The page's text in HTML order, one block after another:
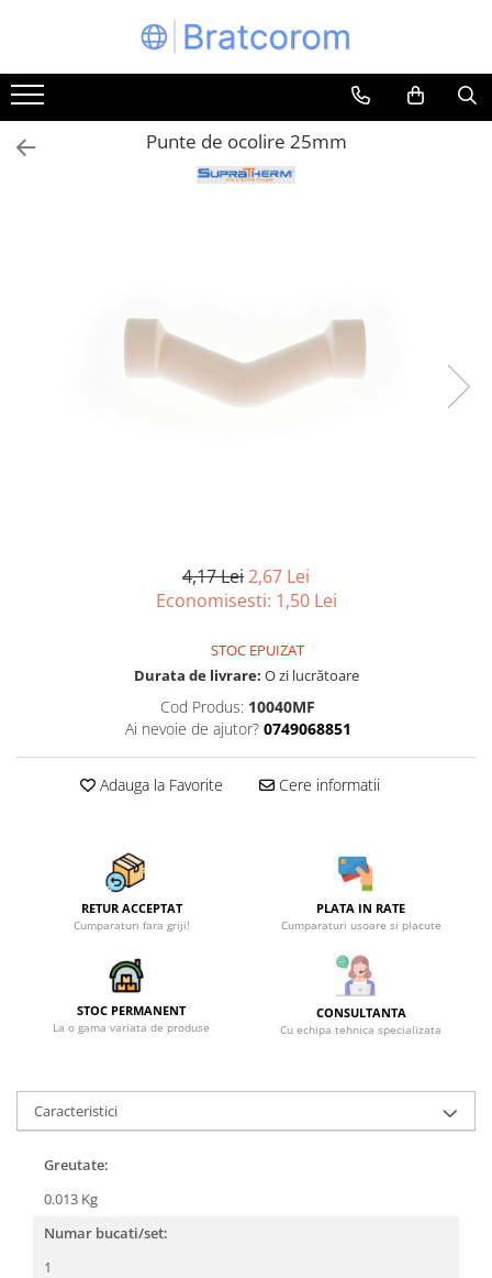
Toate Produsele
Articole animale
Adapatoare animale
Bucatarii de vara Tuozi
Electronice si electrocasnice
Accesorii gips carton
Accesorii gresie si faianta
Accesorii pentru faianta, gresie si
Accesorii polizare si slefuire
Accesorii vopsire si tencuire
Materiale electrice
Scule, unelte si masini
prindere
Corpuri de iluminat
Aplice si plafoniere
Punte de ocolire 25mm
4,17 Lei2,67 Lei
Economisesti: 1,50 Lei
STOC EPUIZAT
Durata de livrare: O zi lucrătoare
Cod Produs: 10040MF
Ai nevoie de ajutor? 0749068851
Adauga la Favorite Cere informatii
RETUR ACCEPTAT
Cumparaturi fara griji!
PLATA IN RATE
Cumparaturi usoare si placute
STOC PERMANENT
La o gama variata de produse
CONSULTANTA
Cu echipa tehnica specializata
Caracteristici
Greutate:
0.013 Kg
Numar bucati/set:
1